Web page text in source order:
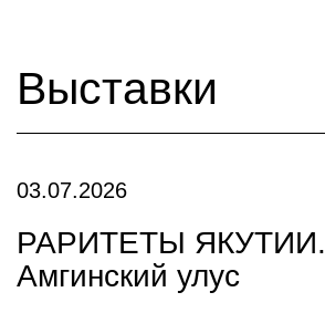
Выставки
03.07.2026
РАРИТЕТЫ ЯКУТИИ.
Амгинский улус